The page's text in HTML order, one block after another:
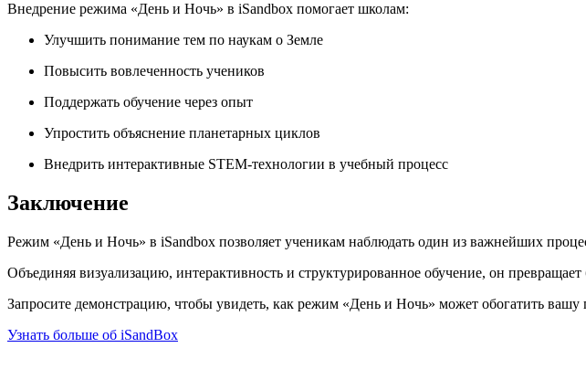
Внедрение режима «День и Ночь» в iSandbox помогает школам:
Улучшить понимание тем по наукам о Земле
Повысить вовлеченность учеников
Поддержать обучение через опыт
Упростить объяснение планетарных циклов
Внедрить интерактивные STEM-технологии в учебный процесс
Заключение
Режим «День и Ночь» в iSandbox позволяет ученикам наблюдать один из важнейших
Объединяя визуализацию, интерактивность и структурированное обучение, он
Запросите демонстрацию, чтобы увидеть, как режим «День и Ночь» может обогатить вашу
Узнать больше об iSandBox